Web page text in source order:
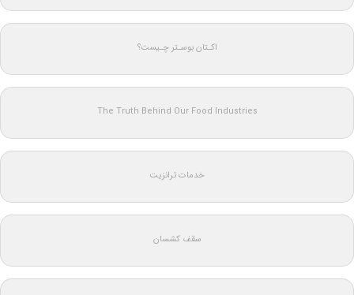
اکـتان بوسـتر چـیست؟
The Truth Behind Our Food Industries
خدمات ترانزیت
سقف کشسان